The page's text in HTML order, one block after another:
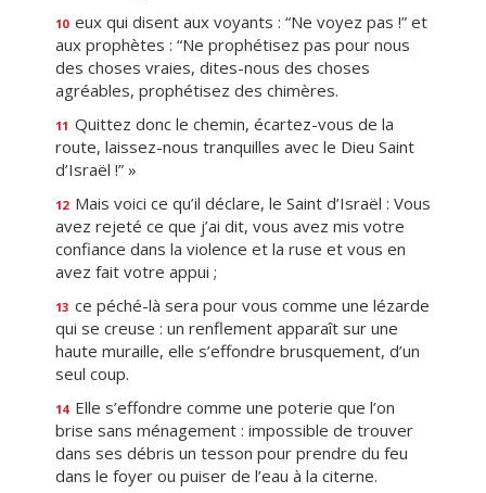
10 eux qui disent aux voyants : “Ne voyez pas !” et
aux prophètes : “Ne prophétisez pas pour nous
des choses vraies, dites-nous des choses
agréables, prophétisez des chimères.
11 Quittez donc le chemin, écartez-vous de la
route, laissez-nous tranquilles avec le Dieu Saint
d’Israël !” »
12 Mais voici ce qu’il déclare, le Saint d’Israël : Vous
avez rejeté ce que j’ai dit, vous avez mis votre
confiance dans la violence et la ruse et vous en
avez fait votre appui ;
13 ce péché-là sera pour vous comme une lézarde
qui se creuse : un renflement apparaît sur une
haute muraille, elle s’effondre brusquement, d’un
seul coup.
14 Elle s’effondre comme une poterie que l’on
brise sans ménagement : impossible de trouver
dans ses débris un tesson pour prendre du feu
dans le foyer ou puiser de l’eau à la citerne.